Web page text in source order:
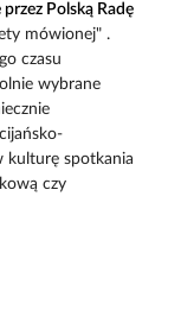
Polską Radę
mówionej" .
czasu
wybrane
kulturę spotkania
czy